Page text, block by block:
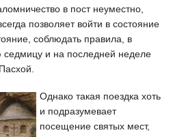
в пост неуместно,
позволяет войти в состояние
соблюдать правила, в
седмицу и на последней неделе
Однако такая поездка хоть
и подразумевает
посещение святых мест,